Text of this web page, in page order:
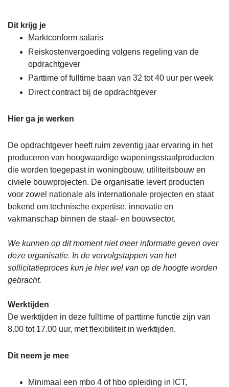
Dit krijg je
Marktconform salaris
Reiskostenvergoeding volgens regeling van de
opdrachtgever
Parttime of fulltime baan van 32 tot 40 uur per week
Direct contract bij de opdrachtgever
Hier ga je werken
De opdrachtgever heeft ruim zeventig jaar ervaring in het
produceren van hoogwaardige wapeningsstaalproducten
die worden toegepast in woningbouw, utiliteitsbouw en
civiele bouwprojecten. De organisatie levert producten
voor zowel nationale als internationale projecten en staat
bekend om technische expertise, innovatie en
vakmanschap binnen de staal- en bouwsector.
We kunnen op dit moment niet meer informatie geven over
deze organisatie. In de vervolgstappen van het
sollicitatieproces kun je hier wel van op de hoogte worden
gebracht.
Werktijden
De werktijden in deze fulltime of parttime functie zijn van
8.00 tot 17.00 uur, met flexibiliteit in werktijden.
Dit neem je mee
Minimaal een mbo 4 of hbo opleiding in ICT,